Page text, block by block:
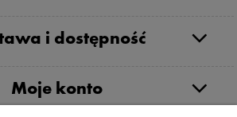
i dostępność
Moje konto